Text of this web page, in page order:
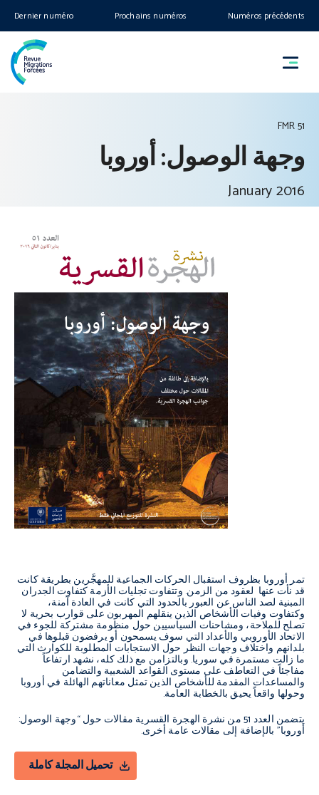
Dernier numéro Prochains numéros Numéros précédents
FMR 51
وجهة الوصول: أوروبا
January 2016
تمر أوروبا بظروف استقبال الحركات الجماعية للمهجَّرين بطريقة كانت
قد نأت عنها لعقود من الزمن. وتتفاوت تجليات الأزمة كتفاوت الجدران
المبنية لصد الناس عن العبور بالحدود التي كانت في العادة آمنة،
وكتفاوت وفيات الأشخاص الذين ينقلهم المهربون على قوارب بحرية لا
تصلح للملاحة، ومشاحنات السياسيين حول منظومة مشتركة للجوء في
الاتحاد الأوروبي والأعداد التي سوف يسمحون أو يرفضون قبلوها في
بلدانهم واختلاف وجهات النظر حول الاستجابات المطلوبة للكوارث التي
ما زالت مستمرة في سوريا. وبالتزامن مع ذلك كله، نشهد ارتفاعاً
مفاجئاً في التعاطف على مستوى القواعد الشعبية والتضامن
والمساعدات المقدمة للأشخاص الذين تمثل معاناتهم الهائلة في أوروبا
وحولها واقعاً يحيق بالخطابة العامة.
يتضمن العدد 51 من نشرة الهجرة القسرية مقالات حول “وجهة الوصول:
أوروبا” بالإضافة إلى مقالات عامة أخرى.
تحميل المجلة كاملة